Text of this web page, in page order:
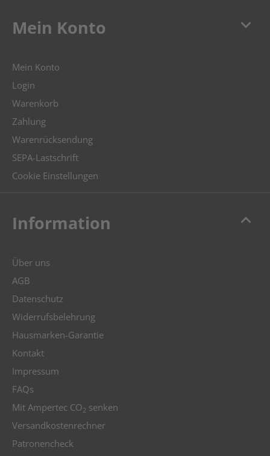
keyboard_arrow_down
Mein Konto
Mein Konto
Login
Warenkorb
Zahlung
Warenrücksendung
SEPA-Lastschrift
Cookie Einstellungen
keyboard_arrow_up
Information
Über uns
AGB
Datenschutz
Widerrufsbelehrung
Hausmarken-Garantie
Kontakt
Impressum
FAQs
Mit Ampertec CO2 senken
Versandkostenrechner
Patronencheck